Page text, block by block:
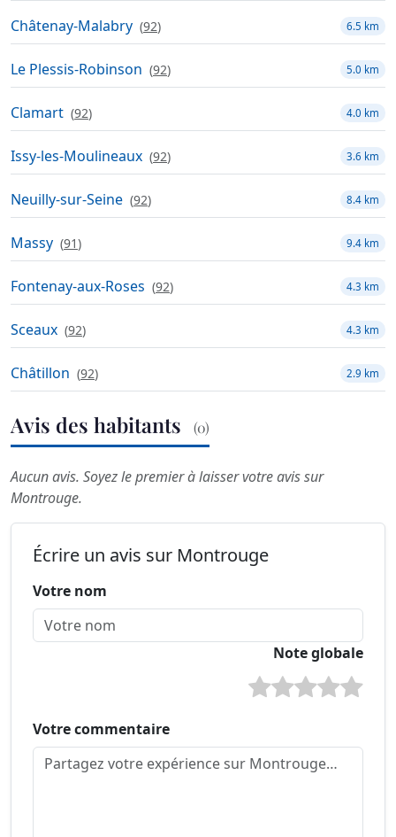
Châtenay-Malabry (92) 6.5 km
Le Plessis-Robinson (92) 5.0 km
Clamart (92) 4.0 km
Issy-les-Moulineaux (92) 3.6 km
Neuilly-sur-Seine (92) 8.4 km
Massy (91) 9.4 km
Fontenay-aux-Roses (92) 4.3 km
Sceaux (92) 4.3 km
Châtillon (92) 2.9 km
Avis des habitants (0)
Aucun avis. Soyez le premier à laisser votre avis sur
Montrouge.
Écrire un avis sur Montrouge
Votre nom
Note globale
Votre commentaire